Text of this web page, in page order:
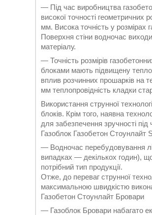
— Під час виробництва
високої точності геометричних
мм. Висока точність у розмірах
Поверхня стіни водночас
матеріалу.
— Точність розмірів
блоками мають підвищену
вплив розчинних прошарків на
мм теплопровідність кладки
Використання струнної
блоків. Крім того, наявна
для забезпечення зручності під
Газоблок Газобетон Стоунлайт
— Водночас перебудовування
випадках — декількох годин),
потрібний тип продукції.
Отже, до переваг струнної
максимальною швидкістю
Газобетон Стоунлайт Бровари
— Газоблок Бровари набагато